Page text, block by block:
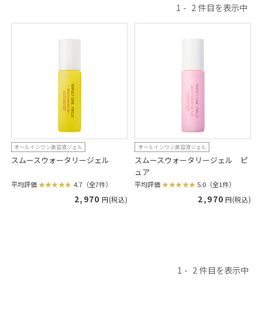
1 2
オールインワン美容液ジェル
スムースウォータリージェル
平均評価 4.7（全7件）
2,970 円(税込)
オールインワン美容液ジェル
スムースウォータリージェル ピ
ュア
平均評価 5.0（全1件）
2,970 円(税込)
1 2